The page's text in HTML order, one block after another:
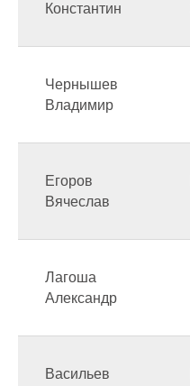
Константин
Чернышев
Владимир
Егоров
Вячеслав
Лагоша
Александр
Васильев